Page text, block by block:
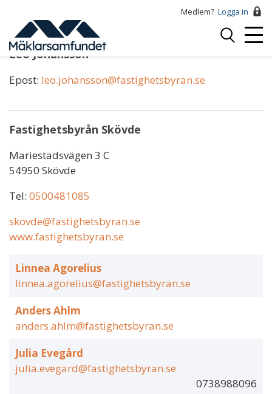
huvudinnehåll
Medlem? Logga in
Logga
Leo Johansson
Epost: leo.johansson@fastighetsbyran.se
Fastighetsbyrån Skövde
Mariestadsvägen 3 C
54950 Skövde
Tel: 0500481085
skovde@fastighetsbyran.se
www.fastighetsbyran.se
Linnea Agorelius
linnea.agorelius@fastighetsbyran.se
Anders Ahlm
anders.ahlm@fastighetsbyran.se
Julia Evegård
julia.evegard@fastighetsbyran.se
0738988096